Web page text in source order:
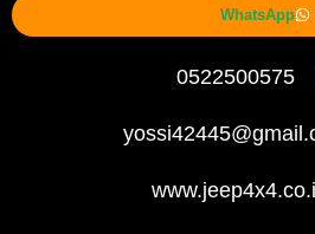
WhatsApp
0522500575
www.jeep4x4.co.il